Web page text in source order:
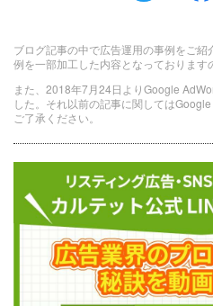
ブログ記事の中で広告運用の事例をご
例を一部加工した内容となっております
また、2018年7月24日よりGoogle
した。それ以前の記事に関しては
ご了承ください。